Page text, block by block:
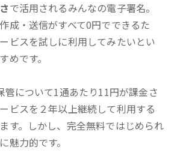
で活用されるみんなの電子署名。
成・送信がすべて0円でできるた
ビスを試しに利用してみたいとい
めです。
管について1通あたり11円が課金さ
ビスを２年以上継続して利用する
す。しかし、完全無料ではじめられ
魅力的です。